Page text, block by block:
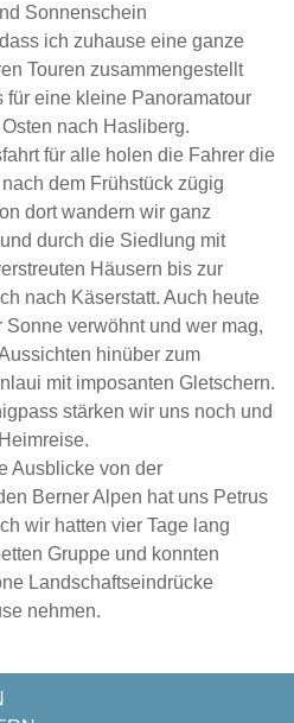
Sonnenschein
ich zuhause eine ganze
Touren zusammengestellt
für eine kleine Panoramatour
nach Hasliberg.
für alle holen die Fahrer die
dem Frühstück zügig
dort wandern wir ganz
durch die Siedlung mit
Häusern bis zur
nach Käserstatt. Auch heute
verwöhnt und wer mag,
hinüber zum
mit imposanten Gletschern.
stärken wir uns noch und
Ausblicke von der
Berner Alpen hat uns Petrus
wir hatten vier Tage lang
Gruppe und konnten
Landschaftseindrücke
nehmen.